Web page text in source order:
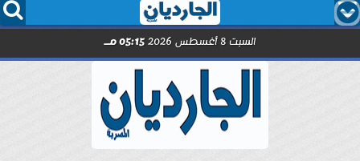
  
السبت 8 أغسطس 2026 05:15 مـ